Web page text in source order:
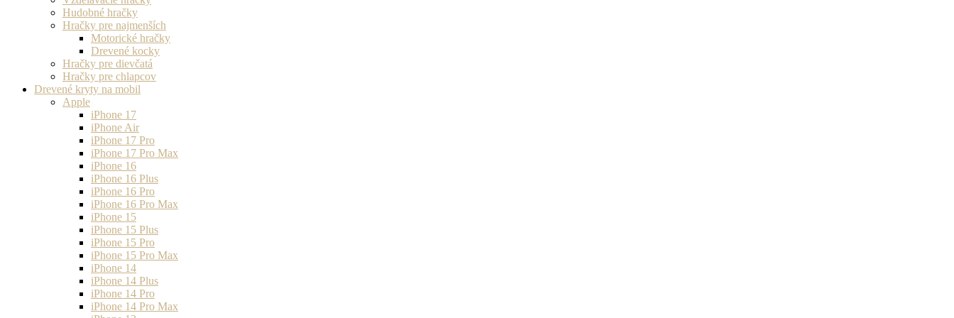
Hudobné hračky
Hračky pre najmenších
Motorické hračky
Drevené kocky
Hračky pre dievčatá
Hračky pre chlapcov
Drevené kryty na mobil
Apple
iPhone 17
iPhone Air
iPhone 17 Pro
iPhone 17 Pro Max
iPhone 16
iPhone 16 Plus
iPhone 16 Pro
iPhone 16 Pro Max
iPhone 15
iPhone 15 Plus
iPhone 15 Pro
iPhone 15 Pro Max
iPhone 14
iPhone 14 Plus
iPhone 14 Pro
iPhone 14 Pro Max